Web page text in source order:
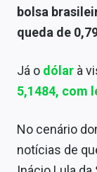
Conteúdo de
Sobre
Expediente
Contato
bolsa
queda de
Já o dólar à
5,1484, com
No cenário
notícias de